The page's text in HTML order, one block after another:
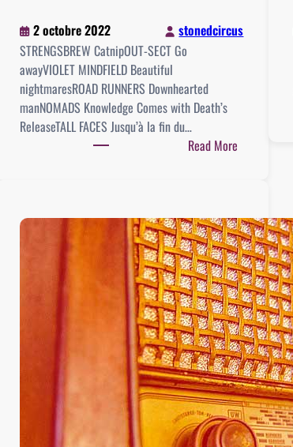
2 octobre 2022
stonedcircus
STRENGSBREW CatnipOUT-SECT Go
awayVIOLET MINDFIELD Beautiful
nightmaresROAD RUNNERS Downhearted
manNOMADS Knowledge Comes with Death’s
ReleaseTALL FACES Jusqu’à la fin du…
Read More
octobre
2022